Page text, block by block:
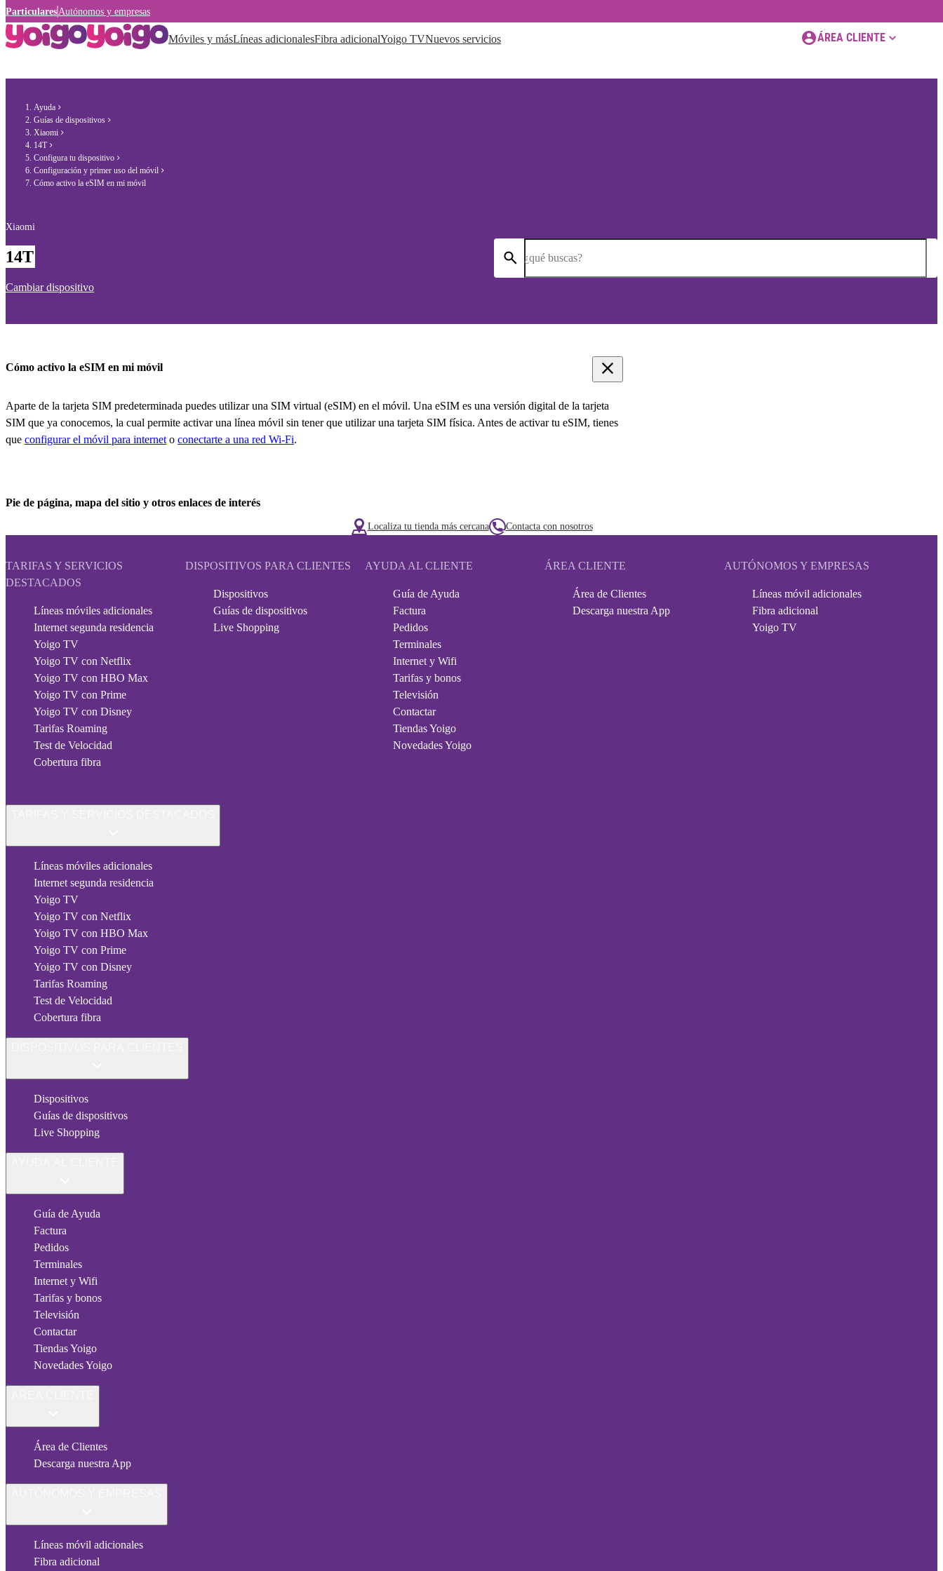
Particulares Autónomos y empresas
Móviles y másLíneas adicionalesFibra adicionalYoigo TVNuevos servicios ÁREA CLIENTE
Ayuda
Guías de dispositivos
Xiaomi
14T
Configura tu dispositivo
Configuración y primer uso del móvil
Cómo activo la eSIM en mi móvil
Xiaomi
14T
Cambiar dispositivo
¿qué buscas?
Cómo activo la eSIM en mi móvil
Aparte de la tarjeta SIM predeterminada puedes utilizar una SIM virtual (eSIM) en el móvil. Una eSIM es una versión digital de la tarjeta
SIM que ya conocemos, la cual permite activar una línea móvil sin tener que utilizar una tarjeta SIM física. Antes de activar tu eSIM, tienes
que configurar el móvil para internet o conectarte a una red Wi-Fi.
Pie de página, mapa del sitio y otros enlaces de interés
Localiza tu tienda más cercana Contacta con nosotros
TARIFAS Y SERVICIOS
DESTACADOS
Líneas móviles adicionales
Internet segunda residencia
Yoigo TV
Yoigo TV con Netflix
Yoigo TV con HBO Max
Yoigo TV con Prime
Yoigo TV con Disney
Tarifas Roaming
Test de Velocidad
Cobertura fibra
DISPOSITIVOS PARA CLIENTES
Dispositivos
Guías de dispositivos
Live Shopping
AYUDA AL CLIENTE
Guía de Ayuda
Factura
Pedidos
Terminales
Internet y Wifi
Tarifas y bonos
Televisión
Contactar
Tiendas Yoigo
Novedades Yoigo
ÁREA CLIENTE
Área de Clientes
Descarga nuestra App
AUTÓNOMOS Y EMPRESAS
Líneas móvil adicionales
Fibra adicional
Yoigo TV
Líneas móviles adicionales
Internet segunda residencia
Yoigo TV
Yoigo TV con Netflix
Yoigo TV con HBO Max
Yoigo TV con Prime
Yoigo TV con Disney
Tarifas Roaming
Test de Velocidad
Cobertura fibra
Dispositivos
Guías de dispositivos
Live Shopping
Guía de Ayuda
Factura
Pedidos
Terminales
Internet y Wifi
Tarifas y bonos
Televisión
Contactar
Tiendas Yoigo
Novedades Yoigo
Área de Clientes
Descarga nuestra App
Líneas móvil adicionales
Fibra adicional